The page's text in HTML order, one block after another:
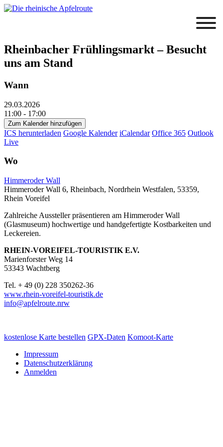
Rheinbacher Frühlingsmarkt – Besucht
uns am Stand
Wann
29.03.2026
11:00 - 17:00
Zum Kalender hinzufügen
ICS herunterladen Google Kalender iCalendar Office 365 Outlook
Live
Wo
Himmeroder Wall
Himmeroder Wall 6, Rheinbach, Nordrhein Westfalen, 53359,
Rhein Voreifel
Zahlreiche Aussteller präsentieren am Himmeroder Wall
(Glasmuseum) hochwertige und handgefertigte Kostbarkeiten und
Leckereien.
RHEIN-VOREIFEL-TOURISTIK E.V.
Marienforster Weg 14
53343 Wachtberg
Tel. + 49 (0) 228 350262-36
www.rhein-voreifel-touristik.de
info@apfelroute.nrw
kostenlose Karte bestellen GPX-Daten Komoot-Karte
Impressum
Datenschutzerklärung
Anmelden